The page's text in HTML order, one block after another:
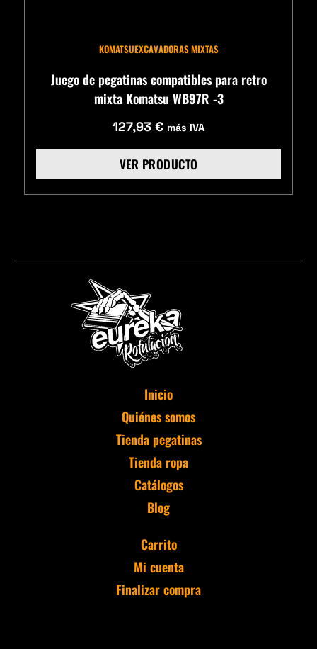
KOMATSUEXCAVADORAS MIXTAS
Juego de pegatinas compatibles para retro
mixta Komatsu WB97R -3
127,93 € más IVA
VER PRODUCTO
Inicio
Quiénes somos
Tienda pegatinas
Tienda ropa
Catálogos
Blog
Carrito
Mi cuenta
Finalizar compra